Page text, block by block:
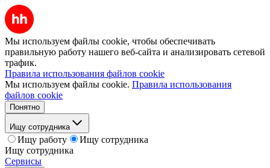
Мы используем файлы cookie, чтобы обеспечивать
правильную работу нашего веб-сайта и анализировать сетевой
трафик.
Правила использования файлов cookie
Мы используем файлы cookie. Правила использования
файлов cookie
Понятно
Ищу сотрудника
Ищу работу
Ищу сотрудника
Ищу сотрудника
Сервисы